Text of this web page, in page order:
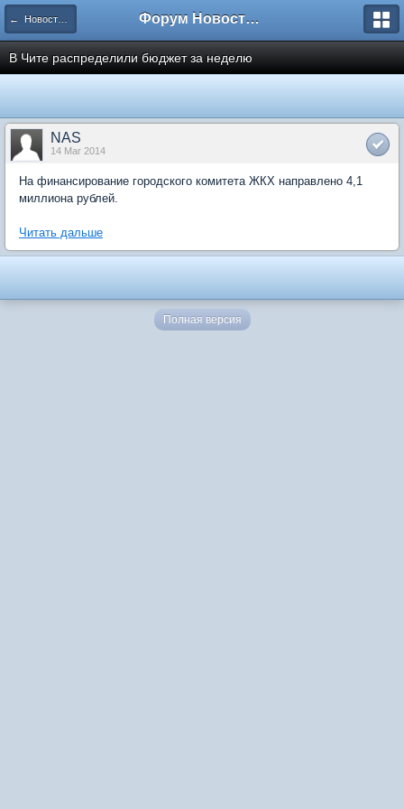
← Новости рынка недвижимости Форум Новостройки
В Чите распределили бюджет за неделю
NAS
14 Mar 2014
На финансирование городского комитета ЖКХ направлено 4,1
миллиона рублей.
Читать дальше
Полная версия